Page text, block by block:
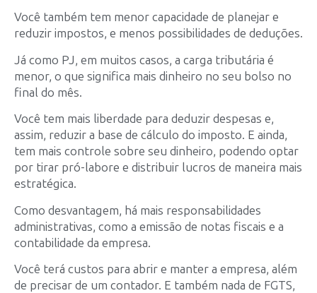
Você também tem menor capacidade de planejar e
reduzir impostos, e menos possibilidades de deduções.
Já como PJ, em muitos casos, a carga tributária é
menor, o que significa mais dinheiro no seu bolso no
final do mês.
Você tem mais liberdade para deduzir despesas e,
assim, reduzir a base de cálculo do imposto. E ainda,
tem mais controle sobre seu dinheiro, podendo optar
por tirar pró-labore e distribuir lucros de maneira mais
estratégica.
Como desvantagem, há mais responsabilidades
administrativas, como a emissão de notas fiscais e a
contabilidade da empresa.
Você terá custos para abrir e manter a empresa, além
de precisar de um contador. E também nada de FGTS,